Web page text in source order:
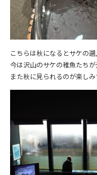
こちらは秋になるとサケの
今は沢山のサケの稚魚たち
また秋に見られるのが楽しみ